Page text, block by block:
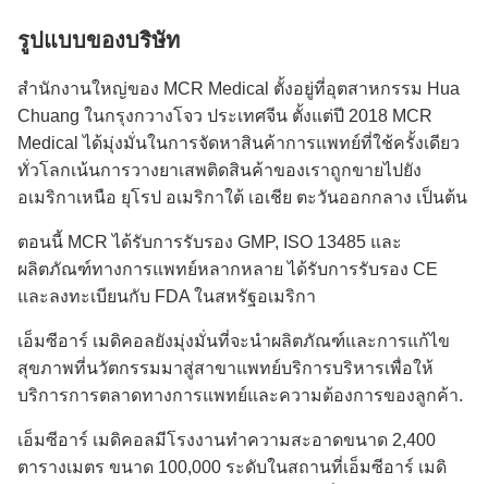
รูปแบบของบริษัท
สํานักงานใหญ่ของ MCR Medical ตั้งอยู่ที่อุตสาหกรรม Hua
Chuang ในกรุงกวางโจว ประเทศจีน ตั้งแต่ปี 2018 MCR
Medical ได้มุ่งมั่นในการจัดหาสินค้าการแพทย์ที่ใช้ครั้งเดียว
ทั่วโลกเน้นการวางยาเสพติดสินค้าของเราถูกขายไปยัง
อเมริกาเหนือ ยุโรป อเมริกาใต้ เอเชีย ตะวันออกกลาง เป็นต้น
ตอนนี้ MCR ได้รับการรับรอง GMP, ISO 13485 และ
ผลิตภัณฑ์ทางการแพทย์หลากหลาย ได้รับการรับรอง CE
และลงทะเบียนกับ FDA ในสหรัฐอเมริกา
เอ็มซีอาร์ เมดิคอลยังมุ่งมั่นที่จะนําผลิตภัณฑ์และการแก้ไข
สุขภาพที่นวัตกรรมมาสู่สาขาแพทย์บริการบริหารเพื่อให้
บริการการตลาดทางการแพทย์และความต้องการของลูกค้า.
เอ็มซีอาร์ เมดิคอลมีโรงงานทําความสะอาดขนาด 2,400
ตารางเมตร ขนาด 100,000 ระดับในสถานที่เอ็มซีอาร์ เมดิ